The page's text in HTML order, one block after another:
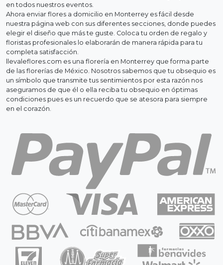
en todos nuestros eventos.
Ahora enviar flores a domicilio en Monterrey es fácil desde
nuestra página web con sus diferentes secciones, donde puedes
elegir el diseño que más te guste. Coloca tu orden de regalo y
floristas profesionales lo elaborarán de manera rápida para tu
completa satisfacción.
llevaleflores.com es una florería en Monterrey que forma parte
de las florerías de México. Nosotros sabemos que tu obsequio es
un símbolo que transmite tus sentimientos por esta razón nos
aseguramos de que él o ella reciba tu obsequio en óptimas
condiciones pues es un recuerdo que se atesora para siempre
en el corazón.